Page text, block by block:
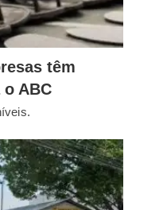
têm
ABC